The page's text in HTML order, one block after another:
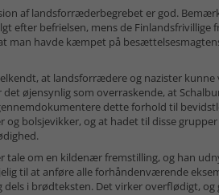
af landsforræderbegrebet er god.
efter befrielsen, mens de Finlandsfrivillige
man havde kæmpet på
at landsforrædere og nazister
øjensynlig som overraskende, at
dette forhold til
og bolsjevikker, og at hadet til disse
tale om en kildenær fremstilling, og han
til at anføre alle forhåndenværende
dels i brødteksten. Det virker overflødigt,